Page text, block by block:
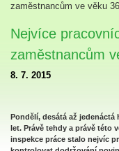
zaměstnancům ve věku
Nejvíce
zaměstnancům
8. 7. 2015
Pondělí, desátá až jedenáctá
let. Právě tehdy a právě této
inspekce práce stalo nejvíc